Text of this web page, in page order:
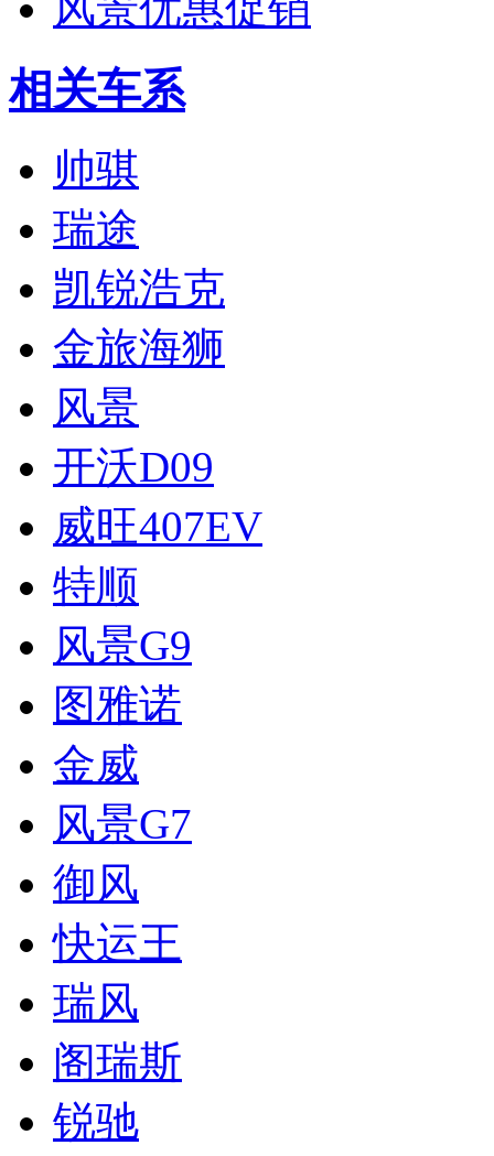
相关车系
帅骐
瑞途
凯锐浩克
金旅海狮
风景
开沃D09
威旺407EV
特顺
风景G9
图雅诺
金威
风景G7
御风
快运王
瑞风
阁瑞斯
锐驰